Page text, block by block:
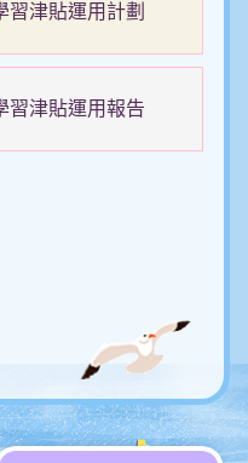
習津貼運用計劃
習津貼運用報告